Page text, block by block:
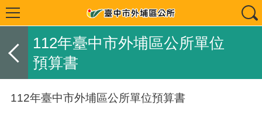
112年臺中市外埔區公所單位
預算書
112年臺中市外埔區公所單位預算書